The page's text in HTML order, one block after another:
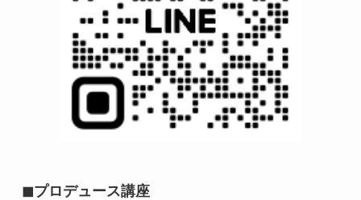
◼︎プロデュース講座